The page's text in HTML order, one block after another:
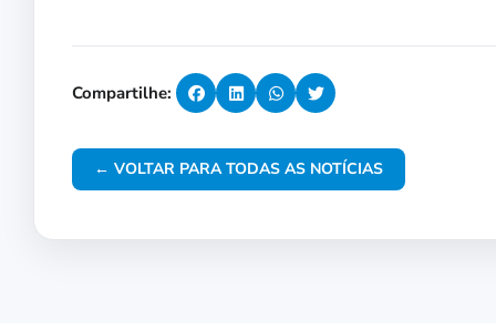
Compartilhe:
← VOLTAR PARA TODAS AS NOTÍCIAS